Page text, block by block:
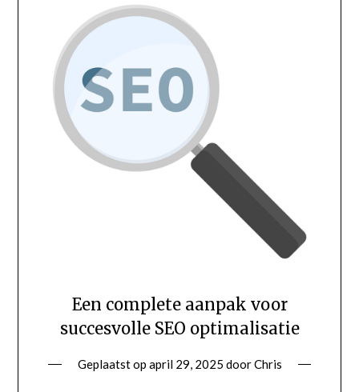
Een complete aanpak voor
succesvolle SEO optimalisatie
Geplaatst op april 29, 2025 doorChris